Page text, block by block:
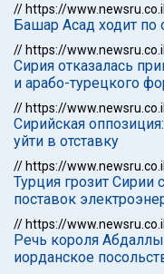
// https://
Башар Асад ходит
// https://
Сирия отказалась
и арабо-турецкого
// https://
Сирийская
уйти в отставку
// https://
Турция грозит
поставок
// https://
Речь короля
иорданское